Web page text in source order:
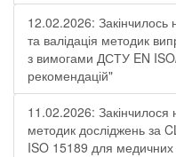
12.02.2026: Закінчилось
та валідація методик
з вимогами ДСТУ EN
рекомендацій"
11.02.2026: Закінчилося
методик досліджень за
ISO 15189 для медичних